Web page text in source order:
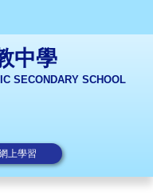
中學
SECONDARY SCHOOL
上學習